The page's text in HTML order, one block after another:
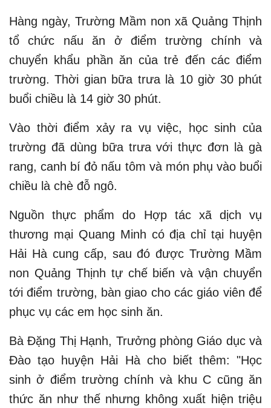
Hàng ngày, Trường Mầm non xã Quảng Thịnh
tổ chức nấu ăn ở điểm trường chính và
chuyển khẩu phần ăn của trẻ đến các điểm
trường. Thời gian bữa trưa là 10 giờ 30 phút
buổi chiều là 14 giờ 30 phút.
Vào thời điểm xảy ra vụ việc, học sinh của
trường đã dùng bữa trưa với thực đơn là gà
rang, canh bí đỏ nấu tôm và món phụ vào buổi
chiều là chè đỗ ngô.
Nguồn thực phẩm do Hợp tác xã dịch vụ
thương mại Quang Minh có địa chỉ tại huyện
Hải Hà cung cấp, sau đó được Trường Mầm
non Quảng Thịnh tự chế biến và vận chuyển
tới điểm trường, bàn giao cho các giáo viên để
phục vụ các em học sinh ăn.
Bà Đặng Thị Hạnh, Trưởng phòng Giáo dục và
Đào tạo huyện Hải Hà cho biết thêm: "Học
sinh ở điểm trường chính và khu C cũng ăn
thức ăn như thế nhưng không xuất hiện triệu